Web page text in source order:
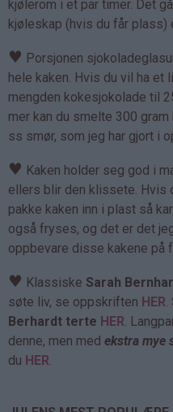
kjølerom i et par timer. Det
kjøleskap (hvis du får plass)
♥ Porsjonen
hele kaken. Hvis du vil ha et
mengden kokesjokolade til
mer kan du smelte 300
ss smør, som jeg har gjort i
♥ Kaken holder seg god i
ellers blir den klissete. Hvis
pakke kaken inn i plast så
også fryses, og det er det
oppbevare disse kakene på
♥ Klassiske Sarah
søte liv, se oppskriften HER.
Berhardt terte HER.
denne, men med ekstra mye
du HER.